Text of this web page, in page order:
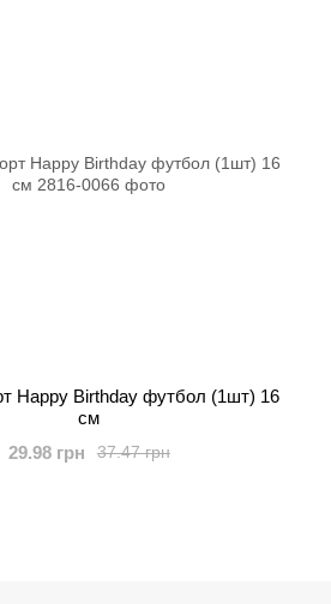
Happy Birthday футбол (1шт) 16
см
37.47 грн
29.98 грн